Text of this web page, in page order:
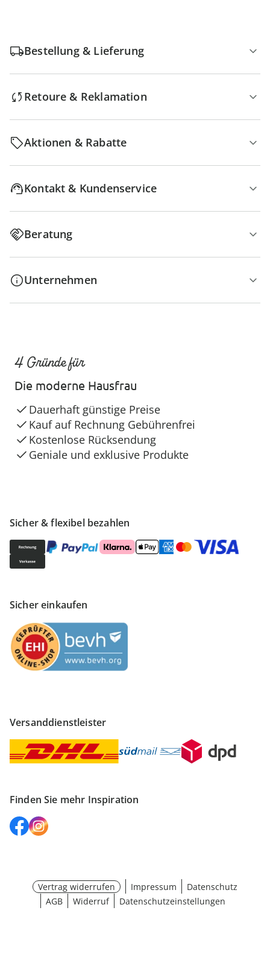
Bestellung & Lieferung
Retoure & Reklamation
Aktionen & Rabatte
Kontakt & Kundenservice
Beratung
Unternehmen
Sicher & flexibel bezahlen
Sicher einkaufen
Versanddienstleister
Finden Sie mehr Inspiration
4 Gründe für
Die moderne Hausfrau
Dauerhaft günstige Preise
Kauf auf Rechnung Gebührenfrei
Kostenlose Rücksendung
Geniale und exklusive Produkte
Vertrag widerrufen Impressum
Datenschutz
AGB
Widerruf Datenschutzeinstellungen